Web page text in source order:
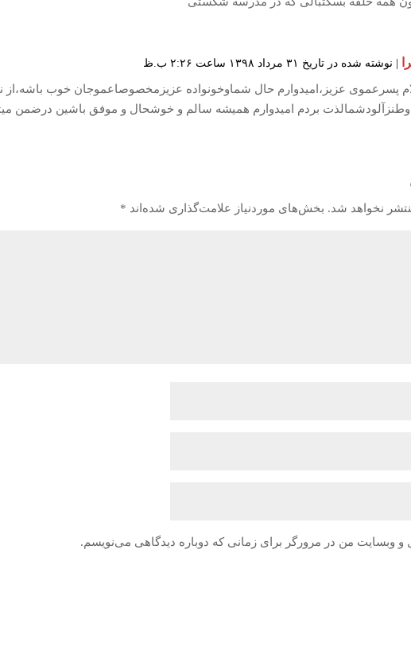
| نوشته شده در تاریخ ۳۱ مرداد ۱۳۹۸ ساعت ۲:۲۶ ب.ظ
پسرعموی عزیز،امیدوارم حال شماوخونواده عزیزمخصوصاعموجان خوب باشه،از
بردم امیدوارم همیشه سالم و خوشحال و موفق باشین درضمن
نخواهد شد. بخش‌های موردنیاز علامت‌گذاری شده‌اند *
و وبسایت من در مرورگر برای زمانی که دوباره دیدگاهی می‌نویسم.